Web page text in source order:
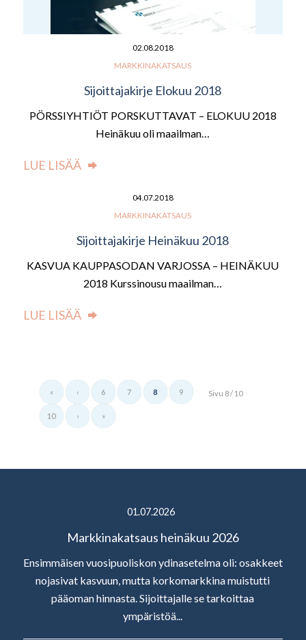
02.08.2018
MARKKINAKATSAUS
Sijoittajakirje Elokuu 2018
PÖRSSIYHTIÖT PORSKUTTAVAT – ELOKUU 2018
Heinäkuu oli maailman…
LUE LISÄÄ
04.07.2018
MARKKINAKATSAUS
Sijoittajakirje Heinäkuu 2018
KASVUA KAUPPASODAN VARJOSSA – HEINÄKUU
2018 Kurssinousu maailman…
LUE LISÄÄ
Sivu 8 / 10
« ‹ 6 7 8 9
10 › »
01.07.2026
Markkinakatsaus heinäkuu 2026
Ensimmäisen vuosipuoliskon ydinasetelma oli: osakkeet
nojasivat kasvuun, mutta korkomarkkina muistutti
pääoman hinnasta. Sijoittajalle se tarkoittaa
ympäristöä...